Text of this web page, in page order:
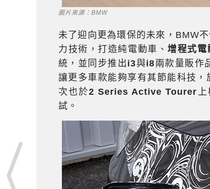
圖片來源：BMW
未了迎向更為環保的未來，BMW
力技術，打造純電動車、增程式電
統，並同步推出 i3與i8兩款量販作
讓更多車款能夠享有其節能科技
次也於2 Series Active Tourer
試。